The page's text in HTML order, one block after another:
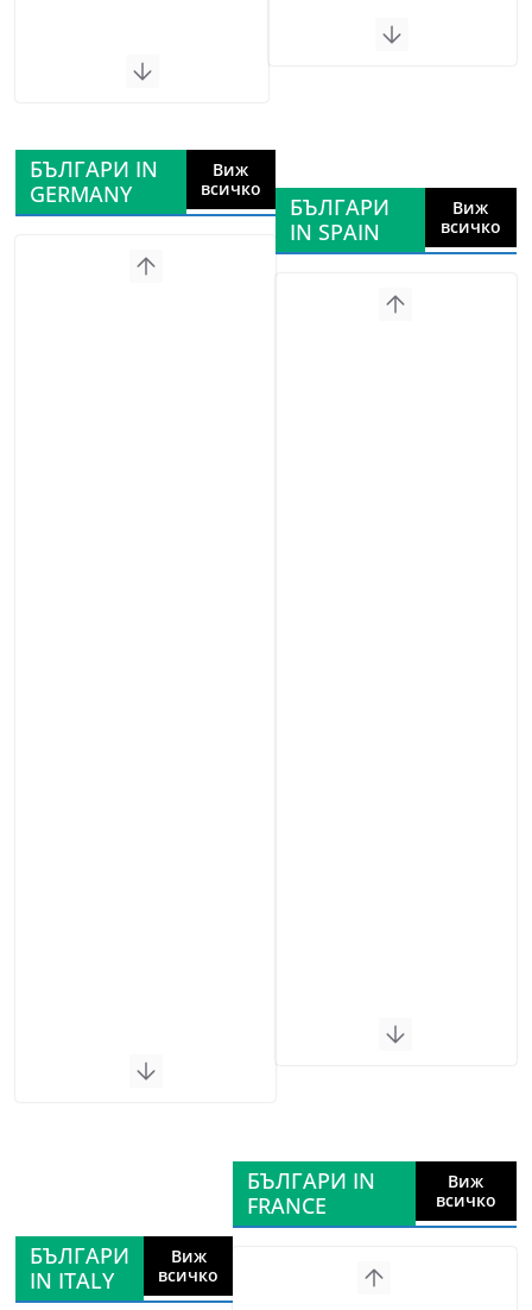
БЪЛГАРИ IN
GERMANY
Виж
всичко
БЪЛГАРИ
IN SPAIN
Виж
всичко
БЪЛГАРИ
IN ITALY
Виж
всичко
БЪЛГАРИ IN
FRANCE
Виж
всичко